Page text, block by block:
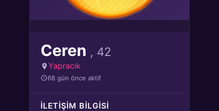
Ceren , 42
Yapracık
68 gün önce aktif
İLETIŞIM BILGISI